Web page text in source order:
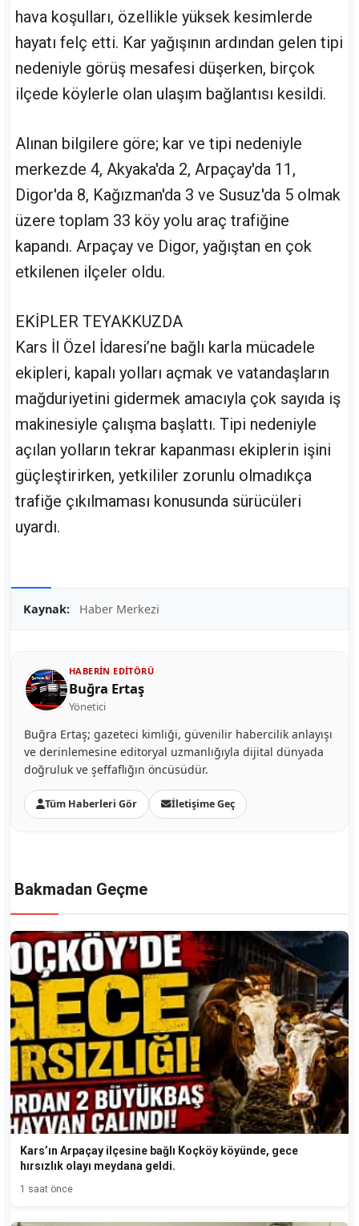
hava koşulları, özellikle yüksek kesimlerde
hayatı felç etti. Kar yağışının ardından gelen tipi
nedeniyle görüş mesafesi düşerken, birçok
ilçede köylerle olan ulaşım bağlantısı kesildi.
Alınan bilgilere göre; kar ve tipi nedeniyle
merkezde 4, Akyaka'da 2, Arpaçay'da 11,
Digor'da 8, Kağızman'da 3 ve Susuz'da 5 olmak
üzere toplam 33 köy yolu araç trafiğine
kapandı. Arpaçay ve Digor, yağıştan en çok
etkilenen ilçeler oldu.
EKİPLER TEYAKKUZDA
Kars İl Özel İdaresi’ne bağlı karla mücadele
ekipleri, kapalı yolları açmak ve vatandaşların
mağduriyetini gidermek amacıyla çok sayıda iş
makinesiyle çalışma başlattı. Tipi nedeniyle
açılan yolların tekrar kapanması ekiplerin işini
güçleştirirken, yetkililer zorunlu olmadıkça
trafiğe çıkılmaması konusunda sürücüleri
uyardı.
Kaynak: Haber Merkezi
HABERIN EDITÖRÜ
Buğra Ertaş
Yönetici
Buğra Ertaş; gazeteci kimliği, güvenilir habercilik anlayışı
ve derinlemesine editoryal uzmanlığıyla dijital dünyada
doğruluk ve şeffaflığın öncüsüdür.
Tüm Haberleri Gör İletişime Geç
Bakmadan Geçme
Kars’ın Arpaçay ilçesine bağlı Koçköy köyünde, gece
hırsızlık olayı meydana geldi.
1 saat önce